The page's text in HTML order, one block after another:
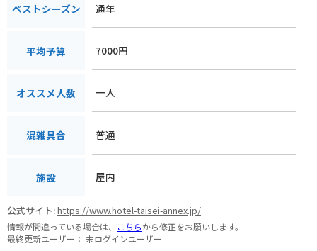
ベストシーズン 通年
平均予算 7000円
オススメ人数 一人
混雑具合 普通
施設 屋内
公式サイト:https://www.hotel-taisei-annex.jp/
情報が間違っている場合は、 こちらから修正をお願いします。
最終更新ユーザー： 未ログインユーザー